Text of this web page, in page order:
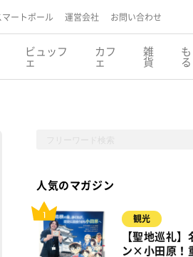
マートポール 運営会社 お問い合わせ
ビュッフ
ェ
カフ
ェ
雑
貨
る
人気のマガジン
観光
【聖地巡礼】
ン×小田原！